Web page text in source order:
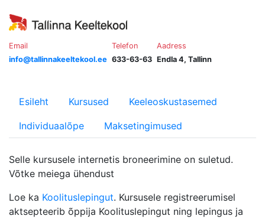
Email
info@tallinnakeeltekool.ee
Telefon
633-63-63
Aadress
Endla 4, Tallinn
Esileht Kursused Keeleoskustasemed
Individuaalõpe Maksetingimused
Selle kursusele internetis broneerimine on suletud.
Võtke meiega ühendust
Loe ka Koolituslepingut. Kursusele registreerumisel
aktsepteerib õppija Koolituslepingut ning lepingus ja